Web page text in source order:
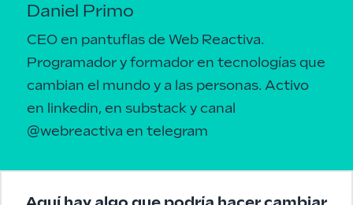
Daniel Primo
CEO en pantuflas de Web Reactiva.
Programador y formador en tecnologías que
cambian el mundo y a las personas. Activo
en linkedin, en substack y canal
@webreactiva en telegram